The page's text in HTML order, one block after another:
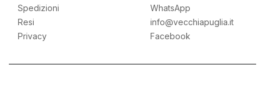
Spedizioni
Resi
Privacy
WhatsApp
info@vecchiapuglia.it
Facebook